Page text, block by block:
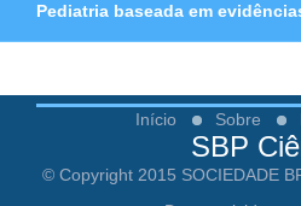
Pediatria baseada em
Início Sobre
SBP
© Copyright 2015 SOCIEDADE